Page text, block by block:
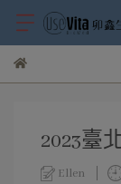
2023臺
Ellen